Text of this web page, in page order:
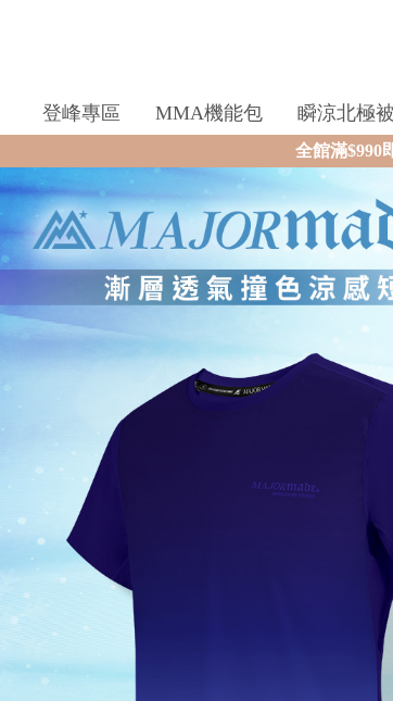
登峰專區 MMA機能包 瞬涼北極被
全館滿$990即享免運🛒現貨商品2個工